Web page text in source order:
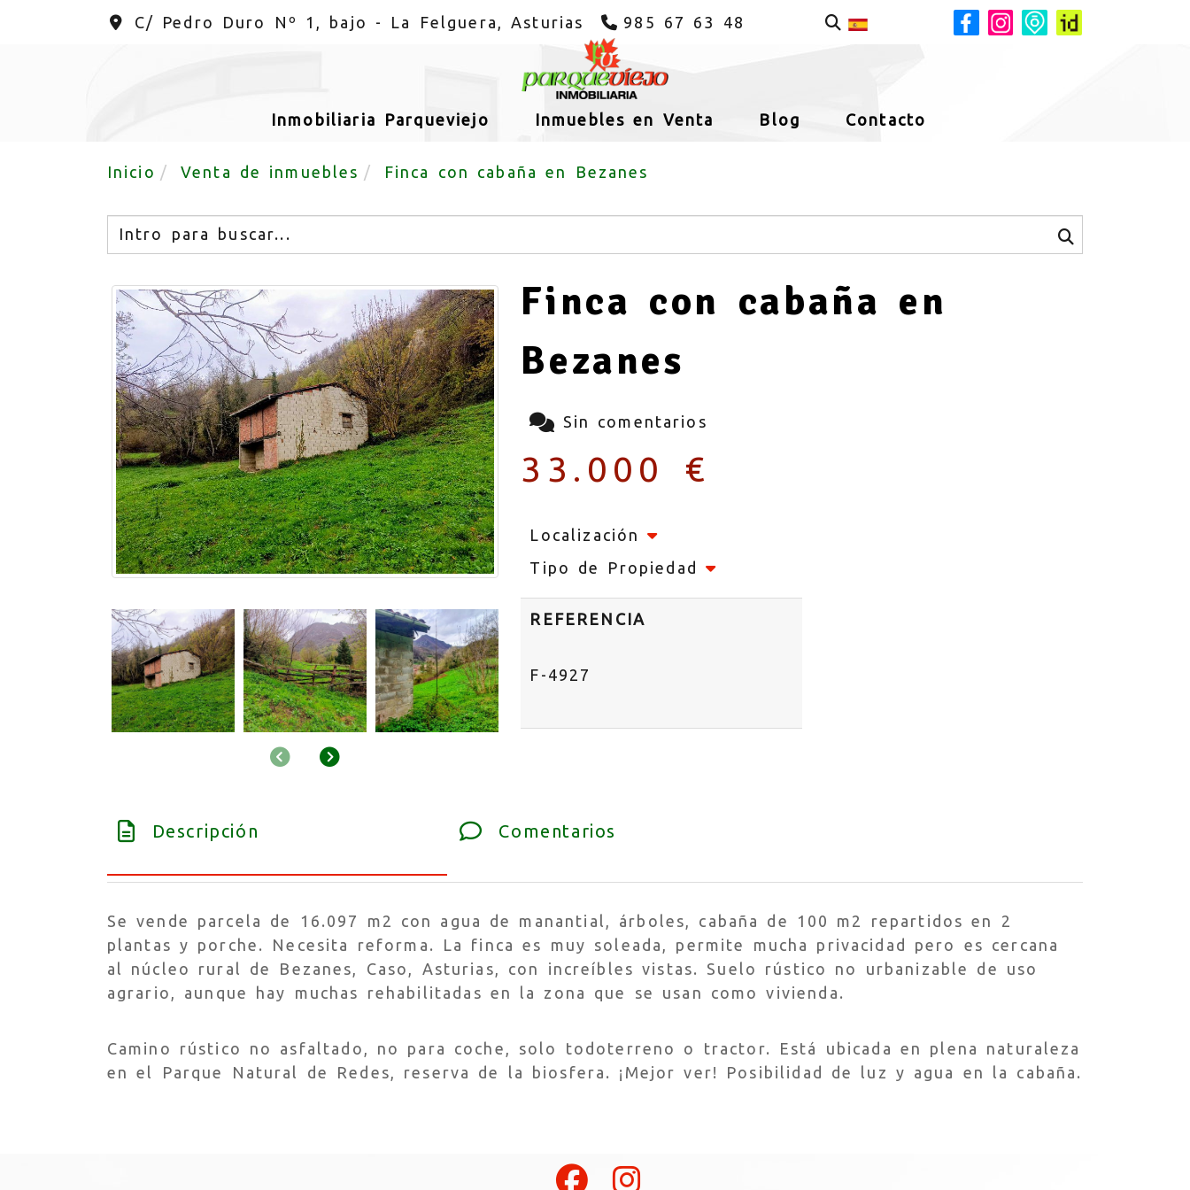
C/ Pedro Duro Nº 1, bajo - La Felguera, Asturias 985 67 63 48
Inmobiliaria Parqueviejo Inmuebles en Venta Blog Contacto
Inicio Venta de inmuebles Finca con cabaña en Bezanes
Buscar
AnteriorSiguiente
Finca con cabaña en
Bezanes
Sin comentarios
33.000 €
Localización
Tipo de Propiedad
REFERENCIA
F-4927
Descripción Comentarios
Se vende parcela de 16.097 m2 con agua de manantial, árboles, cabaña de 100 m2 repartidos en 2
plantas y porche. Necesita reforma. La finca es muy soleada, permite mucha privacidad pero es cercana
al núcleo rural de Bezanes, Caso, Asturias, con increíbles vistas. Suelo rústico no urbanizable de uso
agrario, aunque hay muchas rehabilitadas en la zona que se usan como vivienda.
Camino rústico no asfaltado, no para coche, solo todoterreno o tractor. Está ubicada en plena naturaleza
en el Parque Natural de Redes, reserva de la biosfera. ¡Mejor ver! Posibilidad de luz y agua en la cabaña.